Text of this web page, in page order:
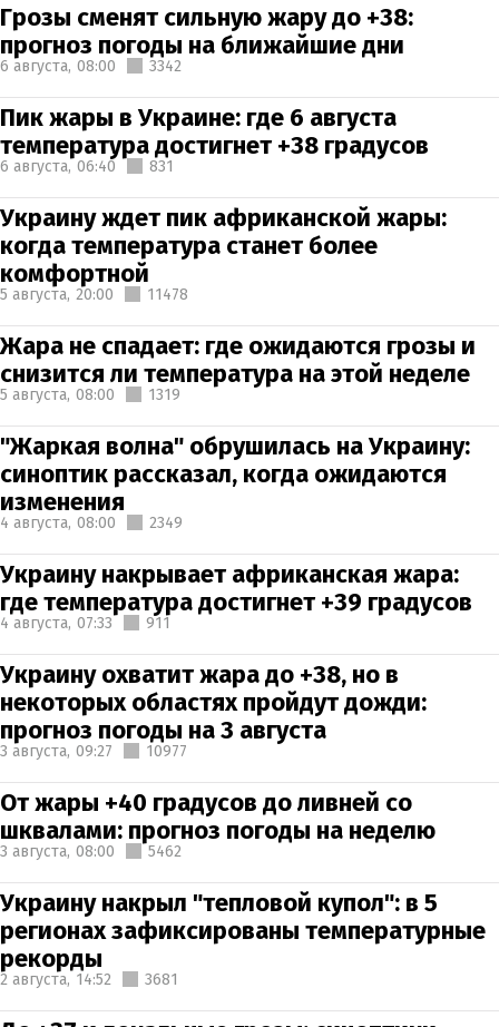
Грозы сменят сильную жару до +38:
прогноз погоды на ближайшие дни
6 августа, 08:00 3342
Пик жары в Украине: где 6 августа
температура достигнет +38 градусов
6 августа, 06:40 831
Украину ждет пик африканской жары:
когда температура станет более
комфортной
5 августа, 20:00 11478
Жара не спадает: где ожидаются грозы и
снизится ли температура на этой неделе
5 августа, 08:00 1319
"Жаркая волна" обрушилась на Украину:
синоптик рассказал, когда ожидаются
изменения
4 августа, 08:00 2349
Украину накрывает африканская жара:
где температура достигнет +39 градусов
4 августа, 07:33 911
Украину охватит жара до +38, но в
некоторых областях пройдут дожди:
прогноз погоды на 3 августа
3 августа, 09:27 10977
От жары +40 градусов до ливней со
шквалами: прогноз погоды на неделю
3 августа, 08:00 5462
Украину накрыл "тепловой купол": в 5
регионах зафиксированы температурные
рекорды
2 августа, 14:52 3681